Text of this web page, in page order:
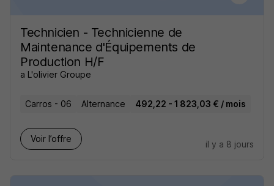
Technicien - Technicienne de
Maintenance d'Équipements de
Production H/F
a L'olivier Groupe
Carros - 06 Alternance 492,22 - 1 823,03 € / mois
Voir l’offre
il y a 8 jours